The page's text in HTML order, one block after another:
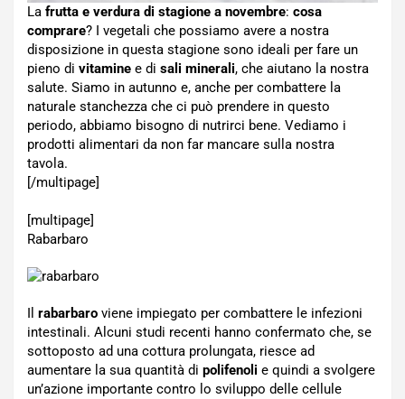
La frutta e verdura di stagione a novembre: cosa
comprare? I vegetali che possiamo avere a nostra
disposizione in questa stagione sono ideali per fare un
pieno di vitamine e di sali minerali, che aiutano la nostra
salute. Siamo in autunno e, anche per combattere la
naturale stanchezza che ci può prendere in questo
periodo, abbiamo bisogno di nutrirci bene. Vediamo i
prodotti alimentari da non far mancare sulla nostra
tavola.
[/multipage]
[multipage]
Rabarbaro
Il rabarbaro viene impiegato per combattere le infezioni
intestinali. Alcuni studi recenti hanno confermato che, se
sottoposto ad una cottura prolungata, riesce ad
aumentare la sua quantità di polifenoli e quindi a svolgere
un’azione importante contro lo sviluppo delle cellule